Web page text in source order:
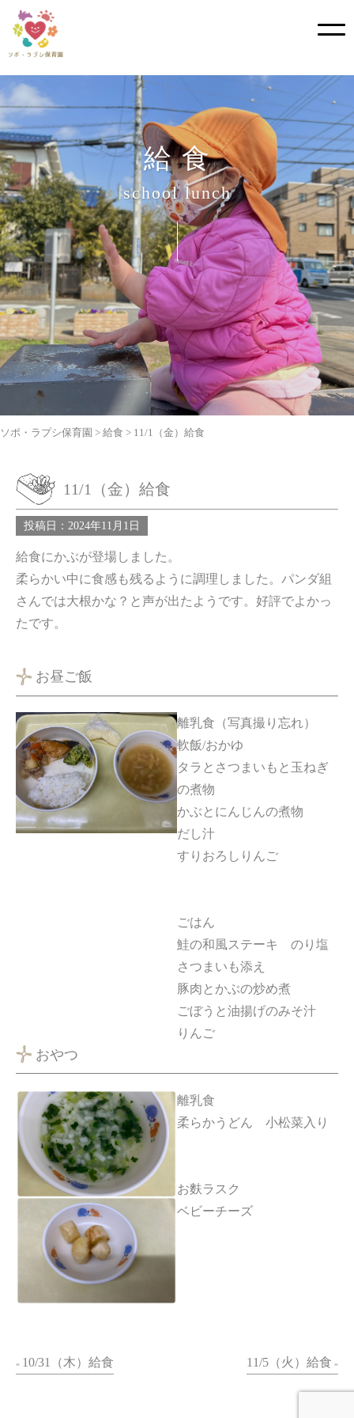
Skip
content
給 食
school lunch
ソポ・ラプシ保育園 > 給食 > 11/1（金）給食
11/1（金）給食
投稿日：2024年11月1日
給食にかぶが登場しました。
柔らかい中に食感も残るように調理しました。パンダ組
さんでは大根かな？と声が出たようです。好評でよかっ
たです。
お昼ご飯
離乳食（写真撮り忘れ）
軟飯/おかゆ
タラとさつまいもと玉ねぎ
の煮物
かぶとにんじんの煮物
だし汁
すりおろしりんご
ごはん
鮭の和風ステーキ のり塩
さつまいも添え
豚肉とかぶの炒め煮
ごぼうと油揚げのみそ汁
りんご
おやつ
離乳食
柔らかうどん 小松菜入り
お麩ラスク
ベビーチーズ
« 10/31（木）給食 11/5（火）給食 »